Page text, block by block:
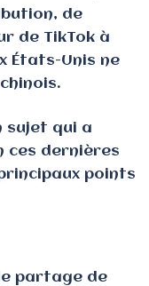
de
de TikTok à
États-Unis ne
sujet qui a
ces dernières
points
partage de